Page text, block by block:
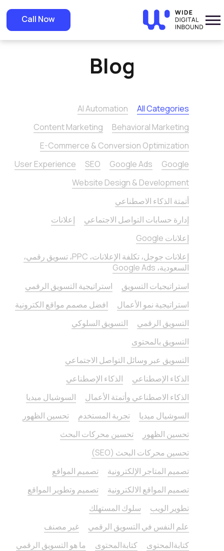
Call Now Home» Blog
Blog
All Categories
AI Automation
Behavioral Marketing
Content Marketing
E-Commerce & Conversion Optimization
Google
Google Ads
SEO
User Experience
Website Design & Development
أتمتة الذكاء الاصطناعي
إدارة حسابات التواصل الاجتماعي
إعلانات
إعلانات Google
إعلانات جوجل، تكلفة الإعلانات، PPC، تسويق رقمي،
السعودية، Google Ads
استراتيجيات التسويق
استراتيجية التسويق الرقمي
استراتيجية نمو الأعمال
افضل مصمم مواقع الكترونية
التسويق الرقمي
التسويق السلوكي
التسويق بالمحتوى
التسويق عبر وسائل التواصل الاجتماعي
الذكاء الإصطناعي
الذكاء الإصطناعي
الذكاء الاصطناعي وأتمتة الأعمال
السوشيال ميديا
السوشيال ميديا
تجربة المستخدم
تحسين الظهور
تحسين الظهور
تحسين محركات البحث
تحسين محركات البحث (SEO)
تصميم المتاجر الإلكترونية
تصميم المواقع
تصميم المواقع الالكترونية
تصميم وتطوير المواقع
تطوير الويب
سلوك المستهلك
علم النفس في التسويق الرقمي
غير مصنف
كتابةالمحتوى
كتابةالمحتوى
ما هو التسويق الرقمي